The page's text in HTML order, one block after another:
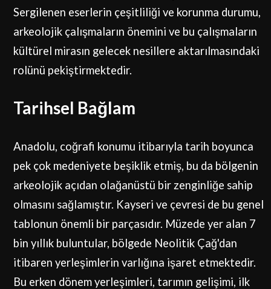
Sergilenen eserlerin çeşitliliği ve korunma durumu,
arkeolojik çalışmaların önemini ve bu çalışmaların
kültürel mirasın gelecek nesillere aktarılmasındaki
rolünü pekiştirmektedir.
Tarihsel Bağlam
Anadolu, coğrafi konumu itibarıyla tarih boyunca
pek çok medeniyete beşiklik etmiş, bu da bölgenin
arkeolojik açıdan olağanüstü bir zenginliğe sahip
olmasını sağlamıştır. Kayseri ve çevresi de bu genel
tablonun önemli bir parçasıdır. Müzede yer alan 7
bin yıllık buluntular, bölgede Neolitik Çağ'dan
itibaren yerleşimlerin varlığına işaret etmektedir.
Bu erken dönem yerleşimleri, tarımın gelişimi, ilk